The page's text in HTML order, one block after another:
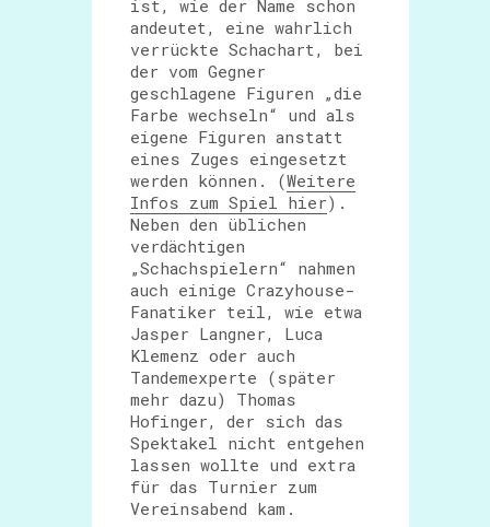
ist, wie der Name schon
andeutet, eine wahrlich
verrückte Schachart, bei
der vom Gegner
geschlagene Figuren „die
Farbe wechseln“ und als
eigene Figuren anstatt
eines Zuges eingesetzt
werden können. (Weitere
Infos zum Spiel hier).
Neben den üblichen
verdächtigen
„Schachspielern“ nahmen
auch einige Crazyhouse-
Fanatiker teil, wie etwa
Jasper Langner, Luca
Klemenz oder auch
Tandemexperte (später
mehr dazu) Thomas
Hofinger, der sich das
Spektakel nicht entgehen
lassen wollte und extra
für das Turnier zum
Vereinsabend kam.